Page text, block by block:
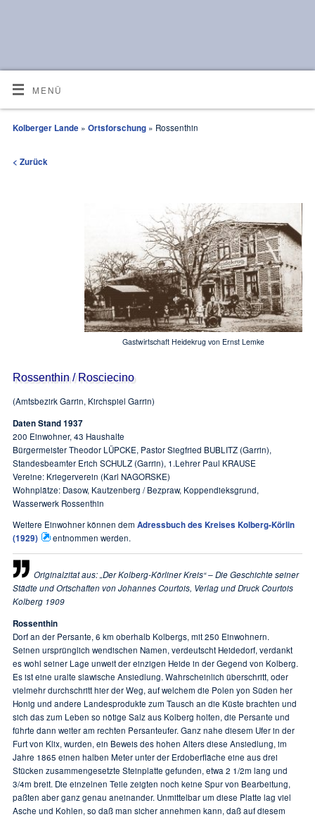
MENÜ
Kolberger Lande » Ortsforschung » Rossenthin
< Zurück
Gastwirtschaft Heidekrug von Ernst Lemke
Rossenthin / Rosciecino
(Amtsbezirk Garrin, Kirchspiel Garrin)
Daten Stand 1937
200 Einwohner, 43 Haushalte
Bürgermeister Theodor LÜPCKE, Pastor Siegfried BUBLITZ (Garrin),
Standesbeamter Erich SCHULZ (Garrin), 1.Lehrer Paul KRAUSE
Vereine: Kriegerverein (Karl NAGORSKE)
Wohnplätze: Dasow, Kautzenberg / Bezpraw, Koppendieksgrund,
Wasserwerk Rossenthin
Weitere Einwohner können dem Adressbuch des Kreises Kolberg-Körlin
(1929)
entnommen werden.
Originalzitat aus: „Der Kolberg-Körliner Kreis“ – Die Geschichte seiner
Städte und Ortschaften von Johannes Courtois, Verlag und Druck Courtois
Kolberg 1909
Rossenthin
Dorf an der Persante, 6 km oberhalb Kolbergs, mit 250 Einwohnern.
Seinen ursprünglich wendischen Namen, verdeutscht Heidedorf, verdankt
es wohl seiner Lage unweit der einzigen Heide in der Gegend von Kolberg.
Es ist eine uralte slawische Ansiedlung. Wahrscheinlich überschritt, oder
vielmehr durchschritt hier der Weg, auf welchem die Polen yon Süden her
Honig und andere Landesprodukte zum Tausch an die Küste brachten und
sich das zum Leben so nötige Salz aus Kolberg holten, die Persante und
führte dann weiter am rechten Persanteufer. Ganz nahe diesem Ufer in der
Furt von Klix, wurden, ein Beweis des hohen Alters diese Ansiedlung, im
Jahre 1865 einen halben Meter unter der Erdoberfläche eine aus drei
Stücken zusammengesetzte Steinplatte gefunden, etwa 2 1/2m lang und
3/4m breit. Die einzelnen Teile zeigten noch keine Spur von Bearbeitung,
paßten aber ganz genau aneinander. Unmittelbar um diese Platte lag viel
Asche und Kohlen, so daß man sicher annehmen kann, daß auf diesem